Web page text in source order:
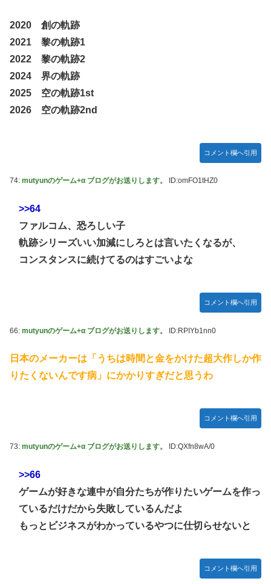
2020 創の軌跡
2021 黎の軌跡1
2022 黎の軌跡2
2024 界の軌跡
2025 空の軌跡1st
2026 空の軌跡2nd
コメント欄へ引用
74: mutyunのゲーム+α ブログがお送りします。 ID:omFO1tHZ0
>>64
ファルコム、恐ろしい子
軌跡シリーズいい加減にしろとは言いたくなるが、
コンスタンスに続けてるのはすごいよな
コメント欄へ引用
66: mutyunのゲーム+α ブログがお送りします。 ID:RPIYb1nn0
日本のメーカーは「うちは時間と金をかけた超大作しか作
りたくないんです病」にかかりすぎだと思うわ
コメント欄へ引用
73: mutyunのゲーム+α ブログがお送りします。 ID:QXfn8wA/0
>>66
ゲームが好きな連中が自分たちが作りたいゲームを作っ
ているだけだから失敗しているんだよ
もっとビジネスがわかっているやつに仕切らせないと
コメント欄へ引用